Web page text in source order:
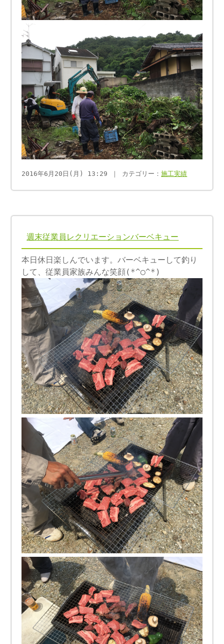
2016年6月20日(月) 13:29 ｜ カテゴリー：施工実績
週末従業員レクリエーションバーベキュー
本日休日楽しんでいます。バーベキューして釣り
して、従業員家族みんな笑顔(*^◯^*)